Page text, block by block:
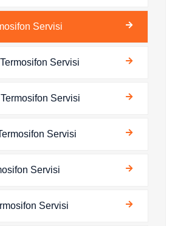
Servisi
Servisi
Servisi
Servisi
Servisi
Servisi